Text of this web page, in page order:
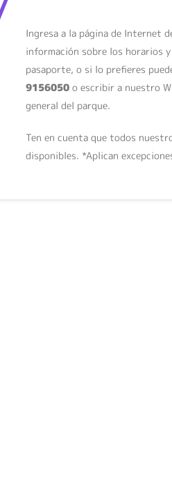
Ingresa a la página de Internet
información sobre los horarios
pasaporte, o si lo prefieres
9156050 o escribir a nuestro
general del parque.
Ten en cuenta que todos
disponibles. *Aplican